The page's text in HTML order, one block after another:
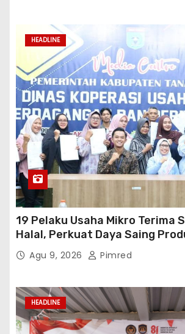
HEADLINE
19 Pelaku Usaha Mikro Terima
Halal, Perkuat Daya Saing
Agu 9, 2026 Pimred
HEADLINE